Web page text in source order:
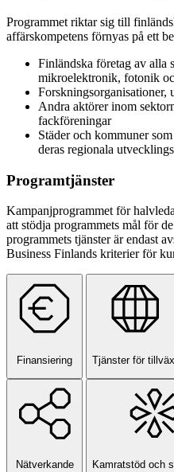
Programmet riktar sig till
affärskompetens förnyas på ett
Finländska företag av alla
mikroelektronik, fotonik
Forskningsorganisationer,
Andra aktörer inom
fackföreningar
Städer och kommuner
deras regionala
Programtjänster
Kampanjprogrammet för
att stödja programmets mål för
programmets tjänster är endast
Business Finlands kriterier för
Finansiering Tjänster för
Nätverkande Kamratstöd och